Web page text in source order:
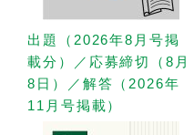
出題（2026年8月号掲
載分）／応募締切（8月
8日）／解答（2026年
11月号掲載）